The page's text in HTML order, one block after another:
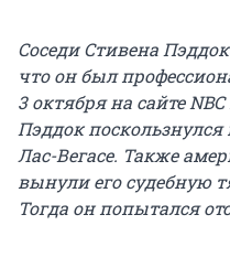
Соседи Стивена
что он был
3 октября на сайте
Пэддок поскользнулся
Лас-Вегасе. Также
вынули его судебную
Тогда он попытался